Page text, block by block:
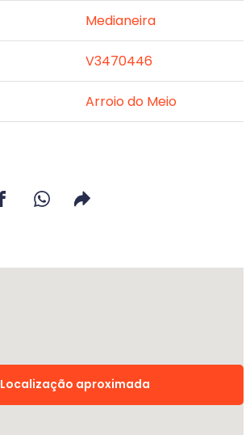
Medianeira
V3470446
Arroio do Meio
Localização aproximada